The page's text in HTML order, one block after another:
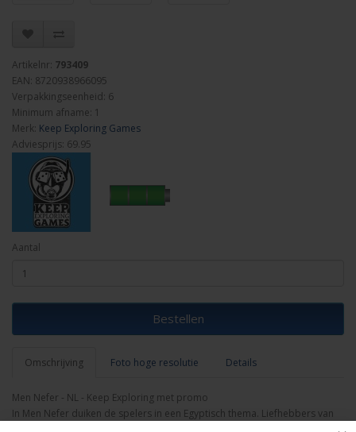
Artikelnr: 793409
EAN: 8720938966095
Verpakkingseenheid: 6
Minimum afname: 1
Merk: Keep Exploring Games
Adviesprijs: 69.95
Aantal
Bestellen
Omschrijving Foto hoge resolutie Details
Men Nefer - NL - Keep Exploring met promo
In Men Nefer duiken de spelers in een Egyptisch thema. Liefhebbers van